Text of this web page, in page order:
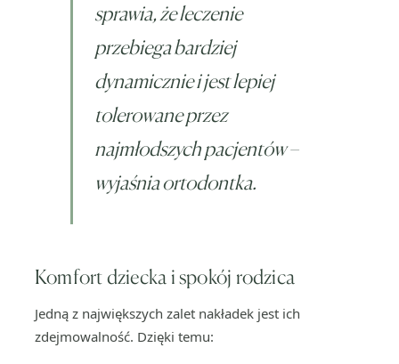
sprawia, że leczenie
przebiega bardziej
dynamicznie i jest lepiej
tolerowane przez
najmłodszych pacjentów–
wyjaśnia ortodontka.
Komfort dziecka i spokój rodzica
Jedną z największych zalet nakładek jest ich
zdejmowalność. Dzięki temu: